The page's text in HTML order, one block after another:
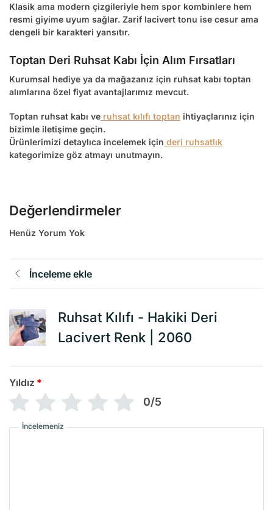
Klasik ama modern çizgileriyle hem spor kombinlere hem
resmi giyime uyum sağlar. Zarif lacivert tonu ise cesur ama
dengeli bir karakteri yansıtır.
Toptan Deri Ruhsat Kabı İçin Alım Fırsatları
Kurumsal hediye ya da mağazanız için ruhsat kabı toptan
alımlarına özel fiyat avantajlarımız mevcut.
Toptan ruhsat kabı ve ruhsat kılıfı toptan ihtiyaçlarınız için
bizimle iletişime geçin.
Ürünlerimizi detaylıca incelemek için deri ruhsatlık
kategorimize göz atmayı unutmayın.
Değerlendirmeler
Henüz Yorum Yok
İnceleme ekle
Ruhsat Kılıfı - Hakiki Deri
Lacivert Renk | 2060
Yıldız *
0/5
İncelemeniz